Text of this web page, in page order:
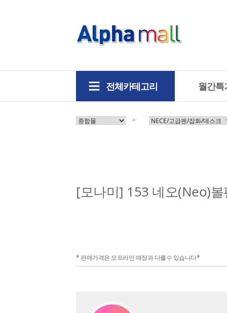
전체카테고리 월간특
>
[모나미] 153 네오(Neo)
* 판매가격은 오프라인 매장과 다를수 있습니다*